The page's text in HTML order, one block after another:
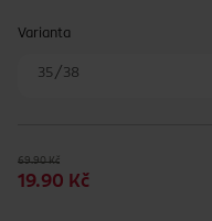
Varianta
35/38
69.90 Kč
19.90 Kč